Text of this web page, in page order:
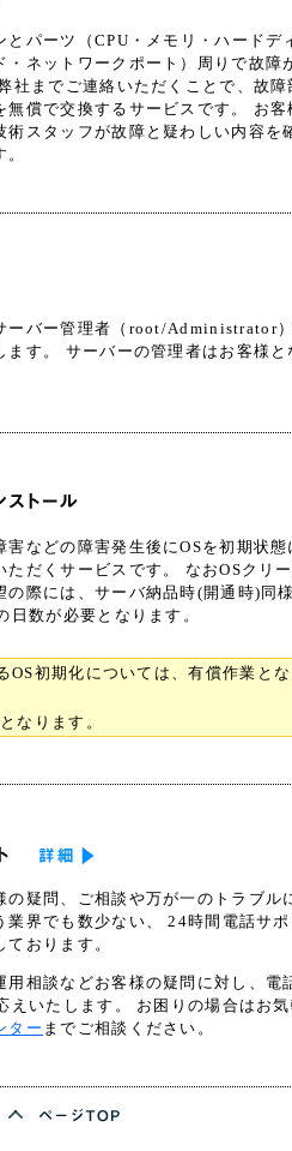
とパーツ（CPU・メモリ・ハードデ
・ネットワークポート）周りで故障
社までご連絡いただくことで、故障
無償で交換するサービスです。 お客
術スタッフが故障と疑わしい内容を
ーバー管理者（root/Administrator
ます。 サーバーの管理者はお客様と
害などの障害発生後にOSを初期状態
ただくサービスです。 なおOSクリ
の際には、サーバ納品時(開通時)同様
日数が必要となります。
初期化については、有償作業とな
なります。
の疑問、ご相談や万が一のトラブル
業界でも数少ない、 24時間電話サポ
おります。
用相談などお客様の疑問に対し、電
えいたします。 お困りの場合はお気
ター までご相談ください。